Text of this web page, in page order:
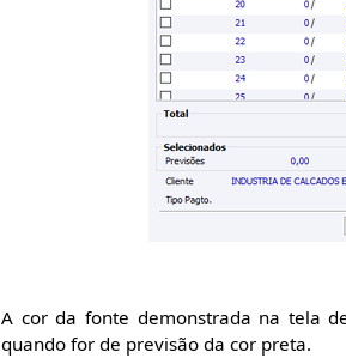
A cor da fonte demonstrada na tela
quando for de previsão da cor preta.